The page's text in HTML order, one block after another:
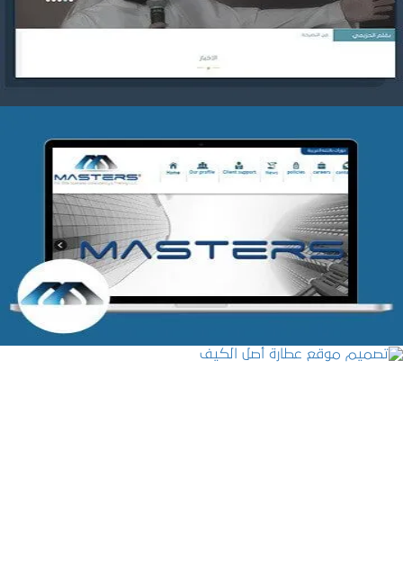
التفاصيل
شركة MASTERS للتدريب
التفاصيل